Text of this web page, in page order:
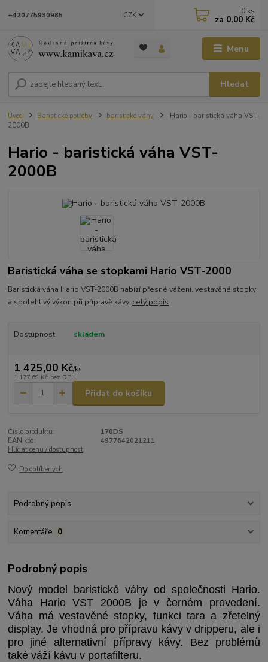
Menu
CZK
Hledat
+420775930985 0 ks
za 0,00 Kč
Úvod Baristické potřeby baristické váhy
Hario - baristická váha VST-
2000B
Hario - baristická váha VST-
2000B
Baristická váha se stopkami Hario VST-2000
Baristická váha Hario VST‑2000B nabízí přesné vážení, vestavěné stopky
a spolehlivý výkon při přípravě kávy. celý popis
Dostupnost skladem
1 425,00 Kč/ks
1 177,69 Kč bez DPH
Přidat do košíku
Číslo produktu:
170DS
EAN kód:
4977642021211
Hlídat cenu / dostupnost
Do oblíbených
Podrobný popis
Komentáře 0
Podrobný popis
Nový model baristické váhy od společnosti Hario.
Váha Hario VST 2000B je v černém provedení.
Váha má vestavěné stopky, funkci tara a zřetelný
display. Je vhodná pro přípravu kávy v dripperu, ale i
pro jiné alternativní přípravy kávy. Bez problémů
také váží kávu v portafilteru.